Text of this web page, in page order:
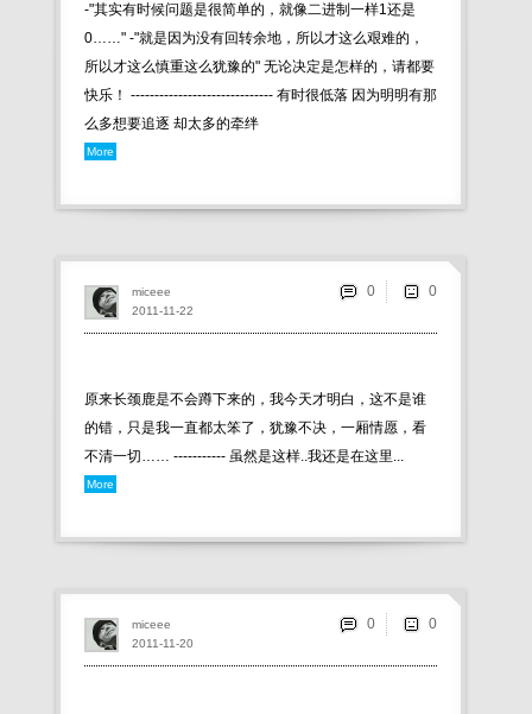
-"其实有时候问题是很简单的，就像二进制一样1还是
0……" -"就是因为没有回转余地，所以才这么艰难的，
所以才这么慎重这么犹豫的" 无论决定是怎样的，请都要
快乐！ ------------------------------ 有时很低落 因为明明有那
么多想要追逐 却太多的牵绊
More
原来长颈鹿是不会蹲下来的，我今天才明白，这不是谁
的错，只是我一直都太笨了，犹豫不决，一厢情愿，看
不清一切…… ----------- 虽然是这样..我还是在这里...
More
2011-11-22
miceee 0
2011-11-20
miceee 0